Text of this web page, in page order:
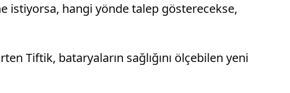
istiyorsa, hangi yönde talep gösterecekse,
Tiftik, bataryaların sağlığını ölçebilen yeni